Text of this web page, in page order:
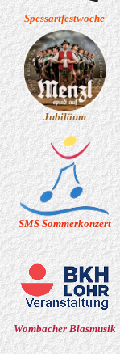
Spessartfestwoche
Jubiläum
SMS Sommerkonzert
Wombacher Blasmusik